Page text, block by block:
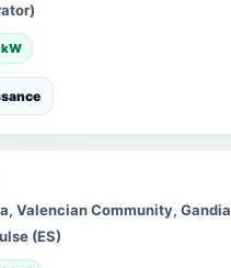
Valencian Community, Gandia
(ES)